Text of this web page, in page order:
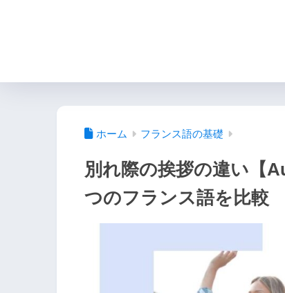
ホーム フランス語の基礎
別れ際の挨拶の違い【
つのフランス語を比較